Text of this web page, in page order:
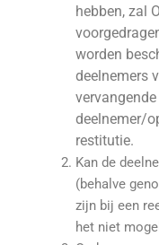
hebben, zal
worden
deelnemers
deelnemer/
restitutie.
Kan de
(behalve
zijn bij een
het niet